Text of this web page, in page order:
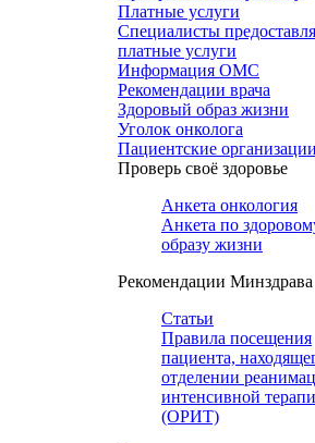
Платные услуги
Специалисты
платные услуги
Информация ОМС
Рекомендации врача
Здоровый образ жизни
Уголок онколога
Пациентские организации
Проверь своё здоровье
Анкета онкология
Анкета по
образу жизни
Рекомендации Минздрава
Статьи
Правила посещения
пациента,
отделении
интенсивной
(ОРИТ)